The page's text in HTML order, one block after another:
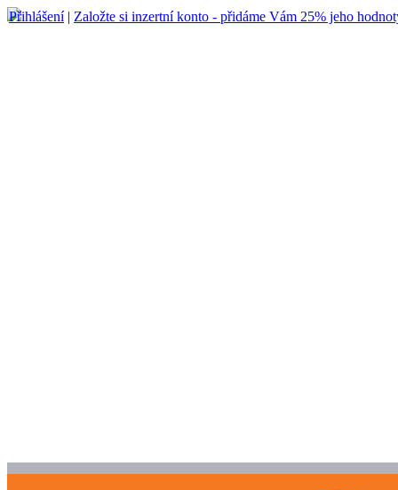
Přihlášení| Založte si inzertní konto - přidáme Vám 25% jeho